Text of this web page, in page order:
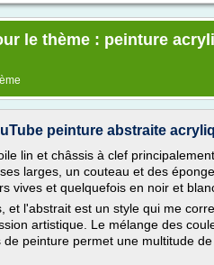
le thème : peinture
peinture abstraite
lin et châssis à clef
larges, un couteau et des
vives et quelquefois en noir et
et l'abstrait est un style qui me
artistique. Le mélange des
peinture permet une multitude de